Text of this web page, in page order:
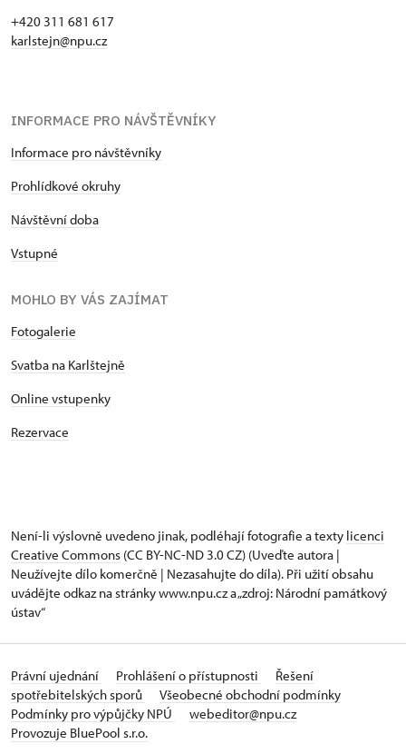
+420 311 681 617
karlstejn@npu.cz
INFORMACE PRO NÁVŠTĚVNÍKY
Informace pro návštěvníky
Prohlídkové okruhy
Návštěvní doba
Vstupné
MOHLO BY VÁS ZAJÍMAT
Fotogalerie
Svatba na Karlštejně
Online vstupenky
Rezervace
Není-li výslovně uvedeno jinak, podléhají fotografie a texty licenci
Creative Commons (CC BY-NC-ND 3.0 CZ) (Uveďte autora |
Neužívejte dílo komerčně | Nezasahujte do díla). Při užití obsahu
uvádějte odkaz na stránky www.npu.cz a „zdroj: Národní památkový
ústav“
Právní ujednání Prohlášení o přístupnosti
Řešení
spotřebitelských sporů
Všeobecné obchodní podmínky
Podmínky pro výpůjčky NPÚ
webeditor@npu.cz
Provozuje BluePool s.r.o.